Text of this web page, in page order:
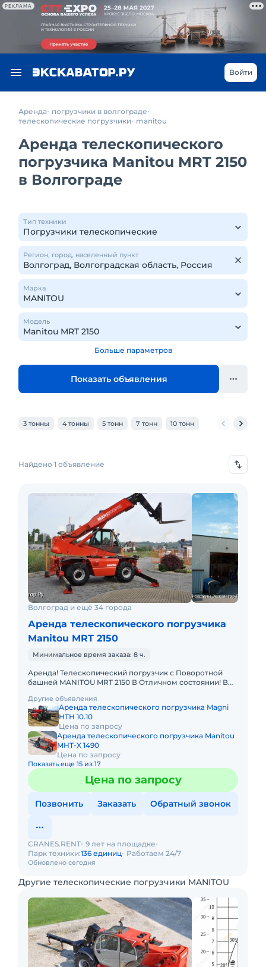
РЕКЛАМА
Войти
Аренда
погрузчики в волгограде
телескопические погрузчики manitou
Аренда телескопического
погрузчика Manitou MRT 2150
в Волгограде
Тип техники
Регион, город, населенный пункт
Марка
Модель
Больше параметров
Показать объявления
3 тонны 4 тонны 5 тонн 7 тонн 10 тонн
Найдено 1 объявление
Волгоград и ещё 34 города
Аренда телескопического погрузчика
Manitou MRT 2150
Минимальное время заказа: 8 ч.
Аренда! Телескопический погрузчик с Поворотной
башней MANITOU MRT 2150 В Отличном состоянии! В
подъема
Другие объявления
Аренда телескопического погрузчика Magni
HTH 10.10
Цена по запросу
Аренда телескопического погрузчика Manitou
MHT-X 1490
Цена по запросу
Показать еще 15 из 17
Цена по запросу
Позвонить Заказать Обратный звонок
Обновлено сегодня
CRANES.RENT 9 лет на площадке
Парк техники:136 единиц Работаем 24/7
Другие телескопические погрузчики MANITOU